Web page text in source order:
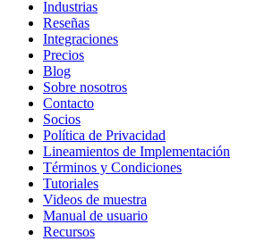
Industrias
Reseñas
Integraciones
Precios
Blog
Sobre nosotros
Contacto
Socios
Política de Privacidad
Lineamientos de Implementación
Términos y Condiciones
Tutoriales
Videos de muestra
Manual de usuario
Recursos